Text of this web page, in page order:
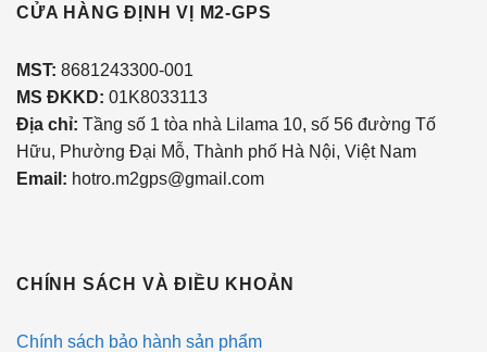
CỬA HÀNG ĐỊNH VỊ M2-GPS
MST: 8681243300-001
MS ĐKKD: 01K8033113
Địa chỉ: Tầng số 1 tòa nhà Lilama 10, số 56 đường Tố
Hữu, Phường Đại Mỗ, Thành phố Hà Nội, Việt Nam
Email: hotro.m2gps@gmail.com
CHÍNH SÁCH VÀ ĐIỀU KHOẢN
Chính sách bảo hành sản phẩm